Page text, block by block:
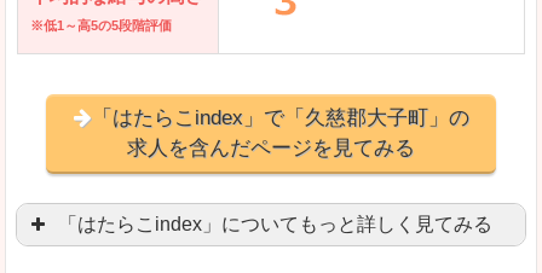
※低1～高5の5段階評価
「はたらこindex」で「久慈郡大子町」の
求人を含んだページを見てみる
「はたらこindex」についてもっと詳しく見てみる